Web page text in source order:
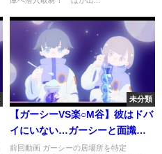
未分類
【ガーシーVS楽○M谷】彼はドバ
イにいない…ガーシーと面識の
あるシラフジャンキーが言及
前回動画 ガーシーの居場所を特定